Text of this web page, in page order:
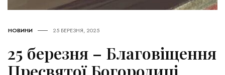
НОВИНИ 25 БЕРЕЗНЯ, 2025
25 березня – Благовіщення